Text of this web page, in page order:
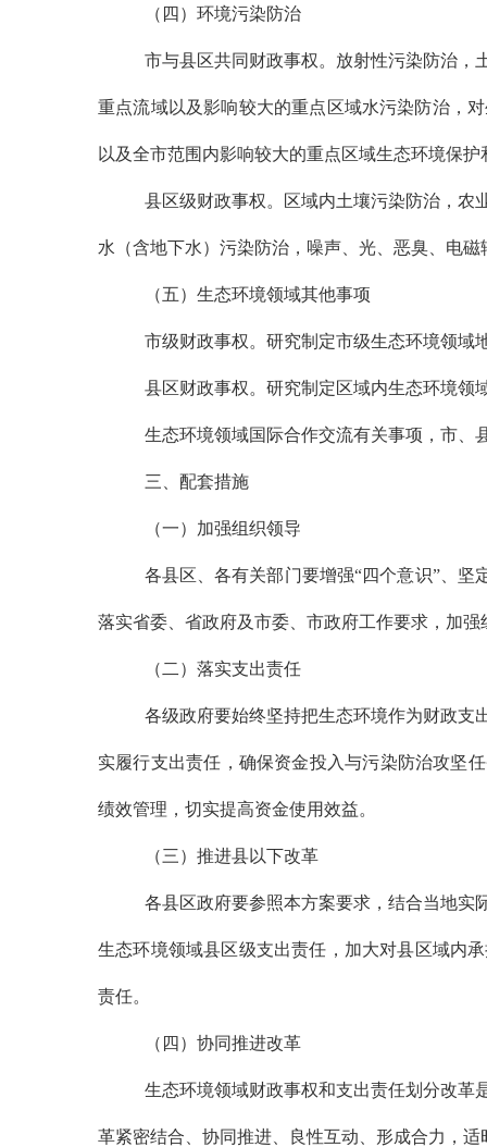
（四）环境污染防治
市与县区共同财政事权。放射性污染防治，
重点流域以及影响较大的重点区域水污染防治，
以及全市范围内影响较大的重点区域生态环境保
县区级财政事权。区域内土壤污染防治，农
水（含地下水）污染防治，噪声、光、恶臭、电
（五）生态环境领域其他事项
市级财政事权。研究制定市级生态环境领域
县区财政事权。研究制定区域内生态环境领
生态环境领域国际合作交流有关事项，市、
三、配套措施
（一）加强组织领导
各县区、各有关部门要增强“四个意识”、坚
落实省委、省政府及市委、市政府工作要求，加
（二）落实支出责任
各级政府要始终坚持把生态环境作为财政支
实履行支出责任，确保资金投入与污染防治攻坚
绩效管理，切实提高资金使用效益。
（三）推进县以下改革
各县区政府要参照本方案要求，结合当地实
生态环境领域县区级支出责任，加大对县区域内
责任。
（四）协同推进改革
生态环境领域财政事权和支出责任划分改革
革紧密结合、协同推进、良性互动、形成合力，